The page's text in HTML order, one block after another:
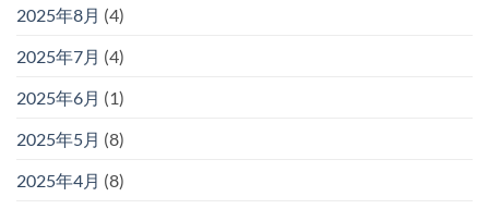
2025年8月 (4)
2025年7月 (4)
2025年6月 (1)
2025年5月 (8)
2025年4月 (8)